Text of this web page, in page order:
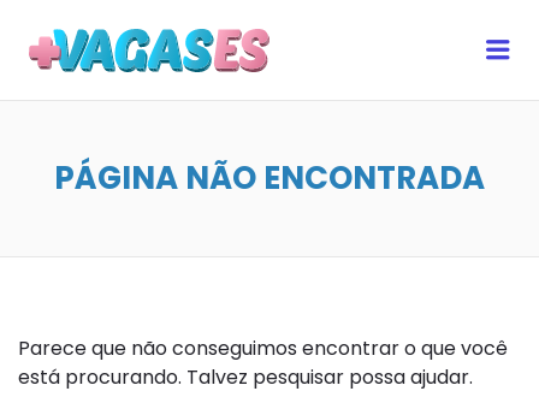
PÁGINA NÃO ENCONTRADA
Parece que não conseguimos encontrar o que você
está procurando. Talvez pesquisar possa ajudar.